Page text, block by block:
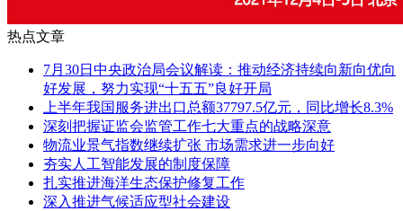
热点文章
7月30日中央政治局会议解读：推动经济持续向新向优向
好发展，努力实现“十五五”良好开局
上半年我国服务进出口总额37797.5亿元，同比增长8.3%
深刻把握证监会监管工作七大重点的战略深意
物流业景气指数继续扩张 市场需求进一步向好
夯实人工智能发展的制度保障
扎实推进海洋生态保护修复工作
深入推进气候适应型社会建设